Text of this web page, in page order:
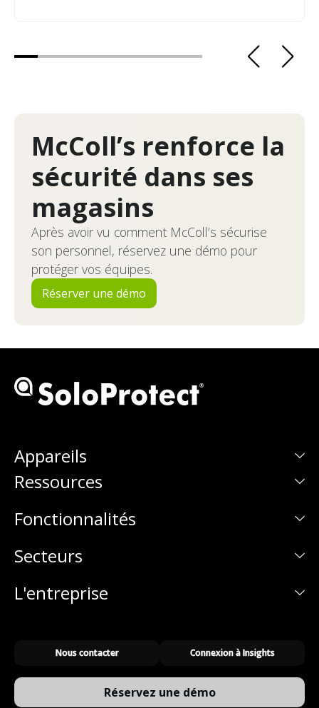
McColl’s renforce la
sécurité dans ses
magasins
Après avoir vu comment McColl’s sécurise
son personnel, réservez une démo pour
protéger vos équipes.
Réserver une démo
Appareils
Ressources
Fonctionnalités
Secteurs
L'entreprise
Nous contacter Connexion à Insights
Réservez une démo